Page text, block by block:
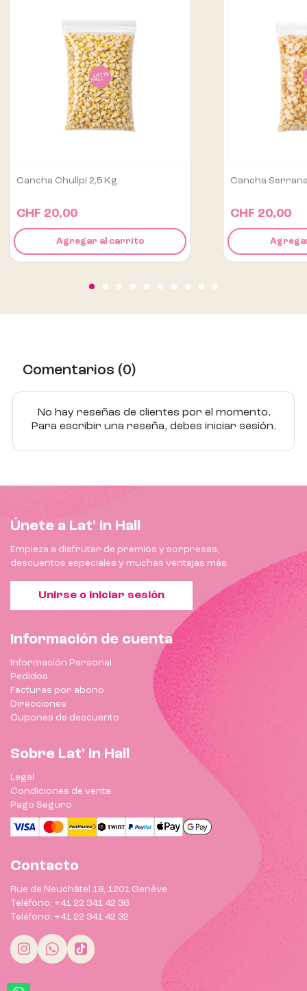
Cancha Serrana 2,5 Kg
CHF 20,00
Agregar al carrito
Sazonador En
CHF 6,90
Comentarios (0)
No hay reseñas de clientes por el momento.
Para escribir una reseña, debes iniciar sesión.
Únete a Lat' in Hall
Empieza a disfrutar de premios y sorpresas,
descuentos especiales y muchas ventajas más.
Unirse o iniciar sesión
Información de cuenta
Información Personal
Pedidos
Facturas por abono
Direcciones
Cupones de descuento
Sobre Lat' in Hall
Legal
Condiciones de venta
Pago Seguro
Contacto
Rue de Neuchâtel 18, 1201 Genève
Teléfono: +41 22 341 42 36
Teléfono: +41 22 341 42 32